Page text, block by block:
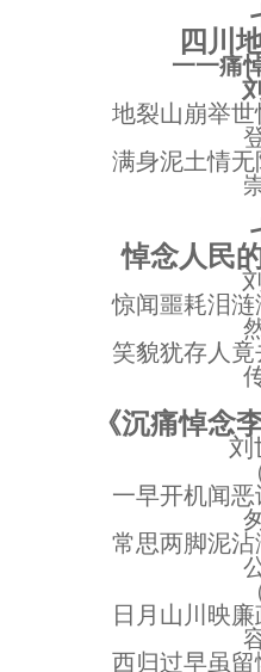
四川
一一痛
地裂山崩举
满身泥土情
悼念人民
惊闻噩耗泪
笑貌犹存人
《沉痛悼念
刘
一早开机闻
常思两脚泥
日月山川映
西归过早虽